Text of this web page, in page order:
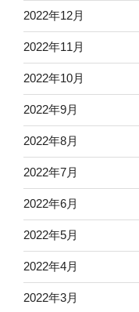
2022年12月
2022年11月
2022年10月
2022年9月
2022年8月
2022年7月
2022年6月
2022年5月
2022年4月
2022年3月